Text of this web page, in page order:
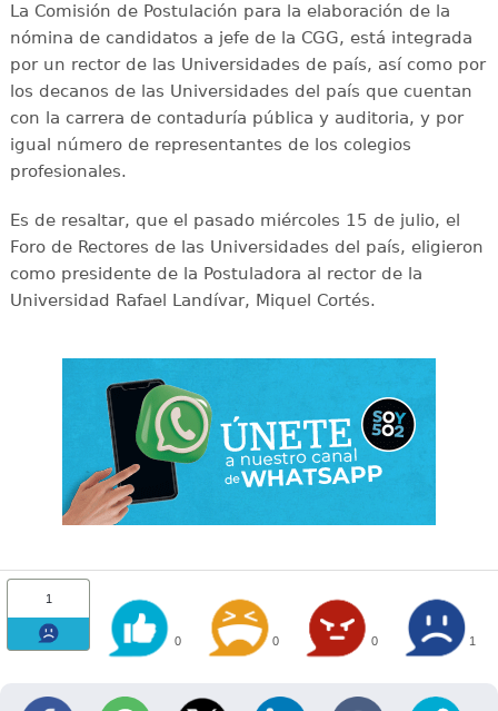
La Comisión de Postulación para la elaboración de la
nómina de candidatos a jefe de la CGG, está integrada
por un rector de las Universidades de país, así como por
los decanos de las Universidades del país que cuentan
con la carrera de contaduría pública y auditoria, y por
igual número de representantes de los colegios
profesionales.
Es de resaltar, que el pasado miércoles 15 de julio, el
Foro de Rectores de las Universidades del país, eligieron
como presidente de la Postuladora al rector de la
Universidad Rafael Landívar, Miquel Cortés.
1
0 0 0 1